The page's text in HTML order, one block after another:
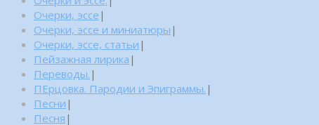
Очерки, эссе |
Очерки, эссе и миниатюры |
Очерки, эссе, статьи |
Пейзажная лирика |
Переводы. |
ПЕрцовка. Пародии и Эпиграммы. |
Песни |
Песня |